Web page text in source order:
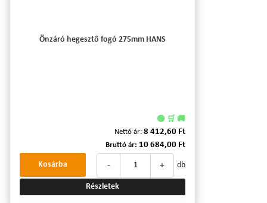
Önzáró hegesztő fogó 275mm HANS
🟢 🛒 🚚
Nettó ár: 8 412,60 Ft
Bruttó ár: 10 684,00 Ft
- + db
Kosárba
Részletek